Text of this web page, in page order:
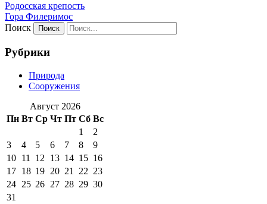
Родосская крепость
Гора Филеримос
Поиск
Рубрики
Природа
Сооружения
Август 2026
Пн Вт Ср Чт Пт Сб Вс
1
2
3
4 5 6 7 8
9
10 11 12 13 14 15 16
17 18 19 20 21 22 23
24 25 26 27 28 29 30
31